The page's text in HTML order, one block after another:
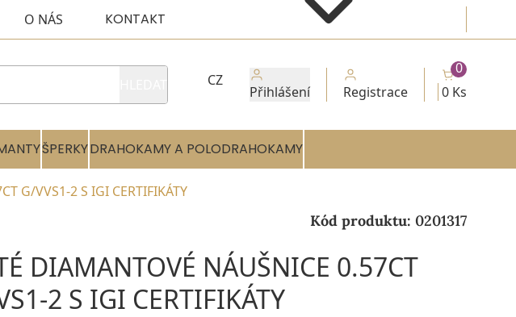
O NÁS KONTAKT
CZ
Přihlášení Registrace 0 Ks
0
ŠPERKYDRAHOKAMY A POLODRAHOKAMY
G/VVS1-2 S IGI CERTIFIKÁTY
Kód produktu: 0201317
DIAMANTOVÉ NÁUŠNICE 0.57CT
2 S IGI CERTIFIKÁTY